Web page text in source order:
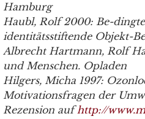
Hamburg
Haubl, Rolf 2000: Be-
identitätsstiftende Objekt-
Albrecht Hartmann, Rolf
und Menschen. Opladen
Hilgers, Micha 1997:
Motivationsfragen der
Rezension aufhttp://